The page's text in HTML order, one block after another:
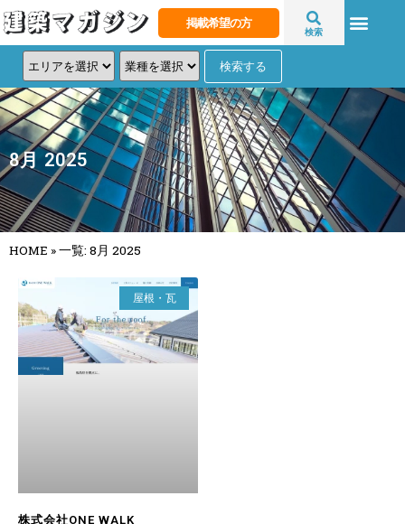
掲載希望の方
検索
8月 2025
HOME »一覧: 8月 2025
屋根・瓦
株式会社ONE WALK